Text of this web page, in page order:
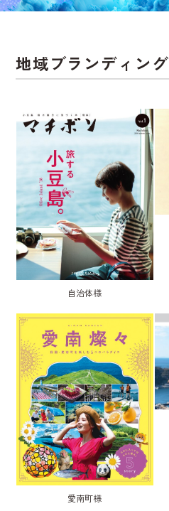
地域ブランディング
自治体様
愛南町様